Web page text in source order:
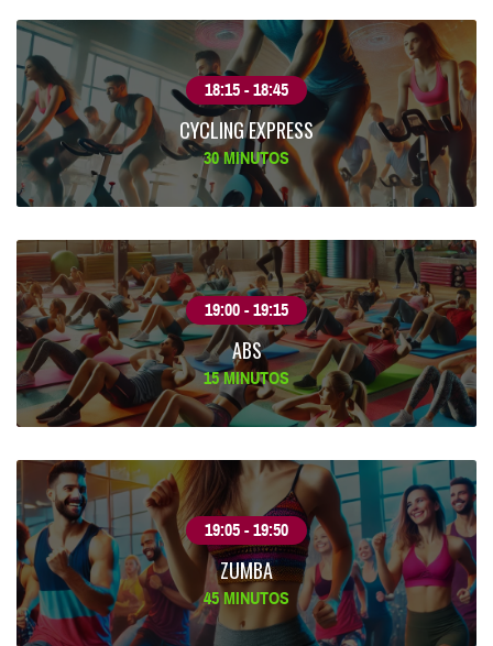
18:15 - 18:45
CYCLING EXPRESS
30 MINUTOS
19:00 - 19:15
ABS
15 MINUTOS
19:05 - 19:50
ZUMBA
45 MINUTOS